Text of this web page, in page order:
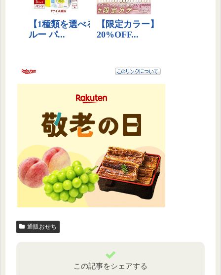
通販おせち
この記事をシェアする